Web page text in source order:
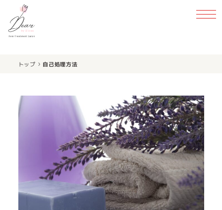
トップ › 自己処理方法